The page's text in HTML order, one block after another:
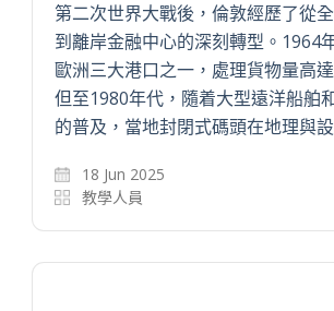
第二次世界大戰後，倫敦經歷了從
到離岸金融中心的深刻轉型。1964
歐洲三大港口之一，處理貨物量高
但至1980年代，隨着大型遠洋船舶
的普及，當地封閉式碼頭在地理與
18 Jun 2025
教學人員